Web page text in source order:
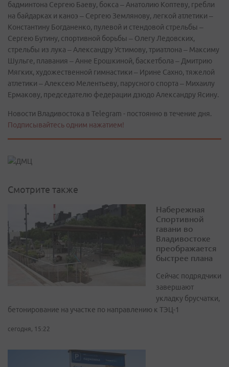
бадминтона Сергею Баеву, бокса – Анатолию Коптеву, гребли
на байдарках и каноэ – Сергею Землянову, легкой атлетики –
Константину Богданенко, пулевой и стендовой стрельбы –
Сергею Бутину, спортивной борьбы – Олегу Ледовских,
стрельбы из лука – Александру Устимову, триатлона – Максиму
Шульге, плавания – Анне Ерошкиной, баскетбола – Дмитрию
Мягких, художественной гимнастики – Ирине Сахно, тяжелой
атлетики – Алексею Мелентьеву, парусного спорта – Михаилу
Ермакову, председателю федерации дзюдо Александру Ясину.
Новости Владивостока в Telegram - постоянно в течение дня.
Подписывайтесь одним нажатием!
Смотрите также
Набережная
Спортивной
гавани во
Владивостоке
преображается
быстрее плана
Сейчас подрядчики
завершают
укладку брусчатки,
бетонирование на участке по направлению к ТЭЦ-1
сегодня, 15:22